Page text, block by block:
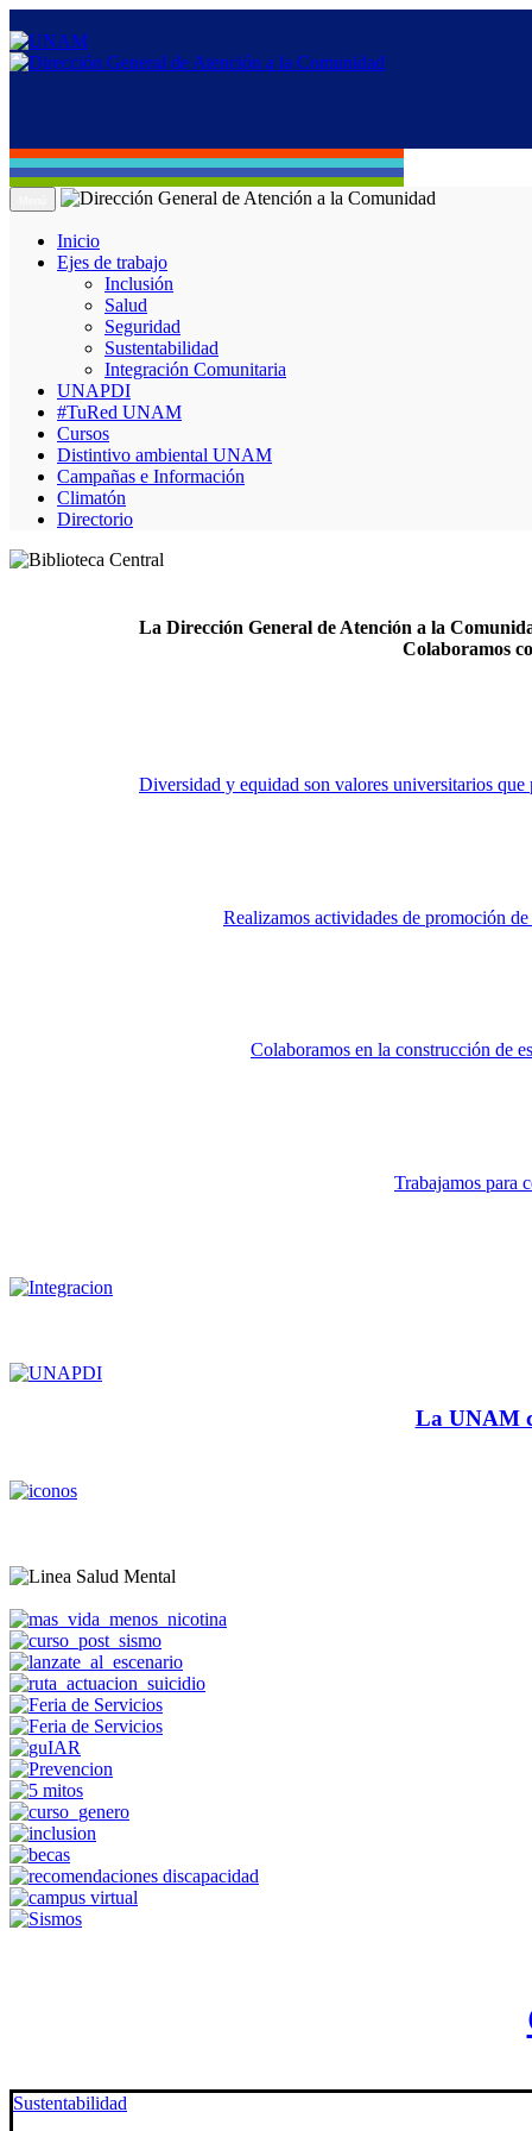
Inicio
Ejes de trabajo
Inclusión
Salud
Seguridad
Sustentabilidad
Integración Comunitaria
UNAPDI
#TuRed UNAM
Cursos
Distintivo ambiental UNAM
Campañas e Información
Climatón
Directorio
La Dirección General de Atención a la
Colaboramos
Diversidad y equidad son valores universitarios que
Realizamos actividades de promoción
Colaboramos en la construcción de
Trabajamos para
La UNAM
Sustentabilidad